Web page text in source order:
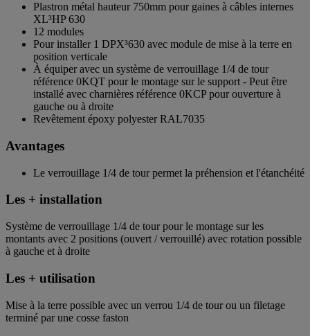
Plastron métal hauteur 750mm pour gaines à câbles internes
XL³HP 630
12 modules
Pour installer 1 DPX³630 avec module de mise à la terre en
position verticale
À équiper avec un système de verrouillage 1/4 de tour
référence 0KQT pour le montage sur le support - Peut être
installé avec charnières référence 0KCP pour ouverture à
gauche ou à droite
Revêtement époxy polyester RAL7035
Avantages
Le verrouillage 1/4 de tour permet la préhension et l'étanchéité
Les + installation
Système de verrouillage 1/4 de tour pour le montage sur les
montants avec 2 positions (ouvert / verrouillé) avec rotation possible
à gauche et à droite
Les + utilisation
Mise à la terre possible avec un verrou 1/4 de tour ou un filetage
terminé par une cosse faston